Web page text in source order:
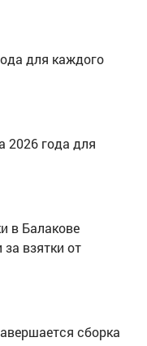
для каждого
2026 года для
в Балакове
взятки от
сборка